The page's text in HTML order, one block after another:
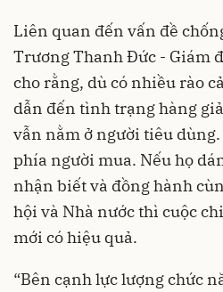
Liên quan đến vấn đề
Trương Thanh Đức - Giám
cho rằng, dù có nhiều rào
dẫn đến tình trạng hàng
vẫn nằm ở người tiêu
phía người mua. Nếu họ
nhận biết và đồng hành
hội và Nhà nước thì cuộc
mới có hiệu quả.
“Bên cạnh lực lượng chức